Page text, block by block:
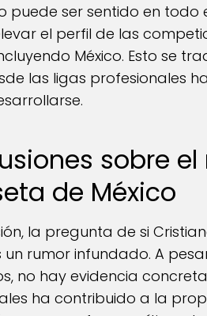
puede ser sentido en
el perfil de las
México. Esto se
las ligas profesionales
sobre
de México
la pregunta de si
un rumor infundado. A
no hay evidencia
ha contribuido a la